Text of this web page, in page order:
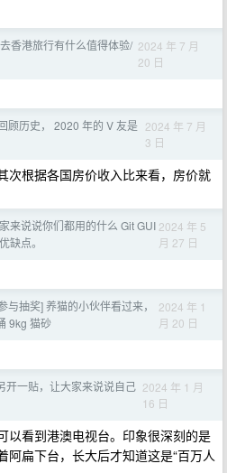
去香港旅行有什么值得体验/ 2024 年 7 月
20 日
顾历史， 2020 年的 V 友是 2024 年 7 月
3 日
次根据各国房价收入比来看，房价就
来说说你们都用的什么 Git GUI
缺点。
2024 年 5
月 27 日
与抽奖] 养猫的小伙伴看过来，
9kg 猫砂
2024 年 1
月 20 日
开一贴，让大家来说说自己 2024 年 1 月
16 日
以看到港澳电视台。印象很深刻的是
阿扁下台，长大后才知道这是“百万人